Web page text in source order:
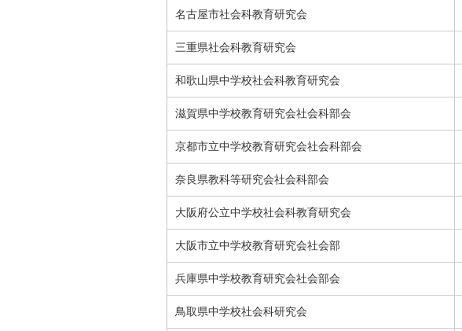
名古屋市社会科教育研究会
三重県社会科教育研究会
和歌山県中学校社会科教育研究会
滋賀県中学校教育研究会社会科部会
京都市立中学校教育研究会社会科部会
奈良県教科等研究会社会科部会
大阪府公立中学校社会科教育研究会
大阪市立中学校教育研究会社会部
兵庫県中学校教育研究会社会部会
鳥取県中学校社会科研究会